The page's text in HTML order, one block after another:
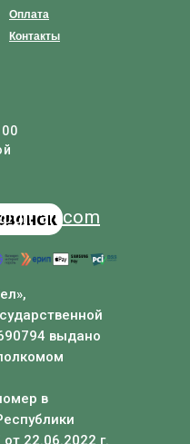
Оплата
Контакты
выдано
в
22.06.2022 г.
gmail .com